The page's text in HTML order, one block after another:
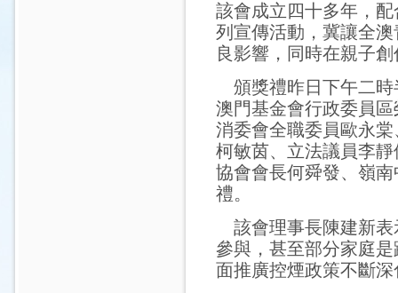
該會成立四十多年，
列宣傳活動，冀讓全
良影響，同時在親子
頒獎禮昨日下午二時
澳門基金會行政委員
消委會全職委員歐永
柯敏茵、立法議員李
協會會長何舜發、嶺
禮。
該會理事長陳建新表
參與，甚至部分家庭
面推廣控煙政策不斷